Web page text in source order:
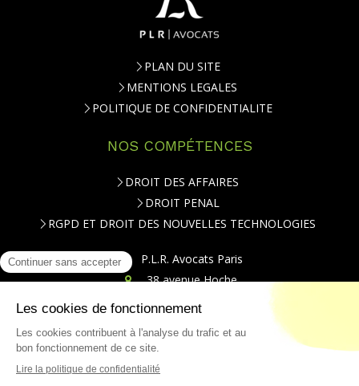
PLAN DU SITE
MENTIONS LEGALES
POLITIQUE DE CONFIDENTIALITE
NOS COMPÉTENCES
DROIT DES AFFAIRES
DROIT PENAL
RGPD ET DROIT DES NOUVELLES TECHNOLOGIES
P.L.R. Avocats Paris
38 avenue Hoche
Téléphone : 01.84.79.20.00
CONTACT